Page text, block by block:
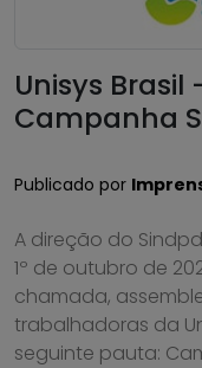
Unisys
Campanha
Publicado por
A direção do
1º de outubro de
chamada,
trabalhadoras da
seguinte pauta: